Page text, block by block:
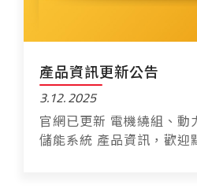
產品資訊更新公告
3.12 2025
官網已更新 電機繞組、動
儲能系統 產品資訊，歡迎